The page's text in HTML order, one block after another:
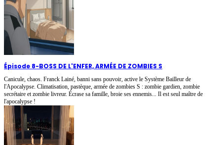
Épisode 8-BOSS DE L'ENFER, ARMÉE DE ZOMBIES S
Canicule, chaos. Franck Lainé, banni sans pouvoir, active le Système Bailleur de
l'Apocalypse. Climatisation, pastèque, armée de zombies S : zombie gardien, zombie
secrétaire et zombie livreur. Écrase sa famille, broie ses ennemis... Il est seul maître de
l'apocalypse !